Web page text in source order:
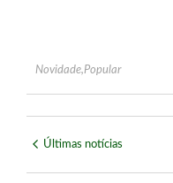
Novidade,Popular
Últimas notícias